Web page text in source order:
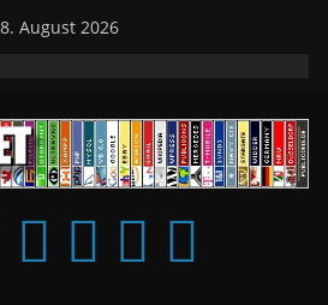
8. August 2026